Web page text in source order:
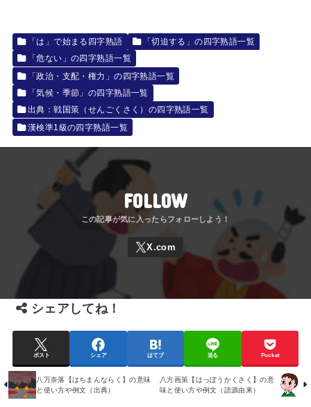
「は」で始まる四字熟語
「切迫する」の四字熟語一覧
「危ない」の四字熟語一覧
「政治・支配・権力」の四字熟語一覧
「気候・季節」の四字熟語一覧
出典：戦国策（せんごくさく）の四字熟語一覧
漢検準1級の四字熟語一覧
FOLLOW
シェアしてね！
ポスト シェア はてブ 送る Pocket
八万奈落【はちまんならく】の意味
と使い方や例文（出典）
八方画策【はっぽうかくさく】の意
味と使い方や例文（語源由来）